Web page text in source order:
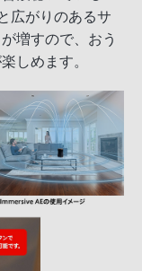
広がりのあるサ
増すので、おう
しめます。